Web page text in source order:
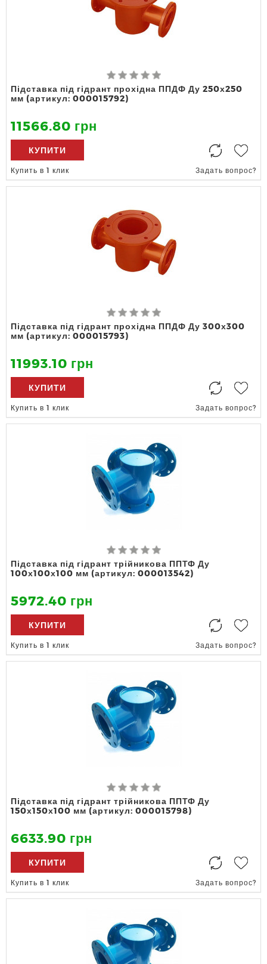
Підставка під гідрант прохідна ППДФ Ду 250х250
мм (артикул: 000015792)
11566.80 грн
КУПИТИ
Купить в 1 клик Задать вопрос?
Підставка під гідрант прохідна ППДФ Ду 300х300
мм (артикул: 000015793)
11993.10 грн
КУПИТИ
Купить в 1 клик Задать вопрос?
Підставка під гідрант трійникова ППТФ Ду
100х100х100 мм (артикул: 000013542)
5972.40 грн
КУПИТИ
Купить в 1 клик Задать вопрос?
Підставка під гідрант трійникова ППТФ Ду
150х150х100 мм (артикул: 000015798)
6633.90 грн
КУПИТИ
Купить в 1 клик Задать вопрос?